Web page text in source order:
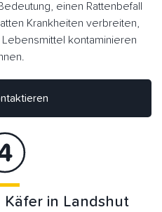
einen Rattenbefall
Krankheiten verbreiten,
kontaminieren
kontaktieren
in Landshut